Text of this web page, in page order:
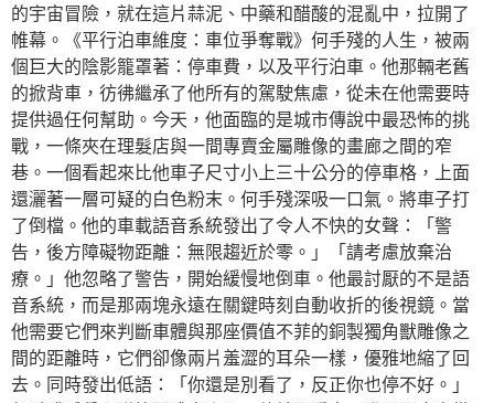
的宇宙冒險，就在這片蒜泥、中藥和醋酸的混亂中，拉開了
帷幕。《平行泊車維度：車位爭奪戰》何手殘的人生，被兩
個巨大的陰影籠罩著：停車費，以及平行泊車。他那輛老舊
的掀背車，彷彿繼承了他所有的駕駛焦慮，從未在他需要時
提供過任何幫助。今天，他面臨的是城市傳說中最恐怖的挑
戰，一條夾在理髮店與一間專賣金屬雕像的畫廊之間的窄
巷。一個看起來比他車子尺寸小上三十公分的停車格，上面
還灑著一層可疑的白色粉末。何手殘深吸一口氣。將車子打
了倒檔。他的車載語音系統發出了令人不快的女聲：「警
告，後方障礙物距離：無限趨近於零。」「請考慮放棄治
療。」他忽略了警告，開始緩慢地倒車。他最討厭的不是語
音系統，而是那兩塊永遠在關鍵時刻自動收折的後視鏡。當
他需要它們來判斷車體與那座價值不菲的銅製獨角獸雕像之
間的距離時，它們卻像兩片羞澀的耳朵一樣，優雅地縮了回
去。同時發出低語：「你還是別看了，反正你也停不好。」